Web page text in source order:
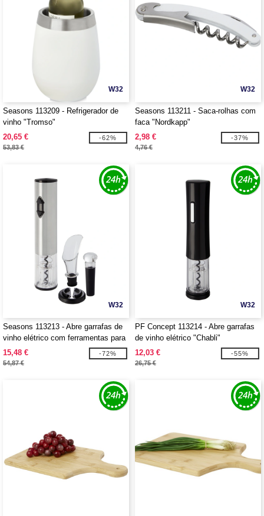
W32
Seasons 113209 - Refrigerador de
vinho "Tromso"
20,65 €
53,83 €
-62%
W32
Seasons 113211 - Saca-rolhas com
faca "Nordkapp"
2,98 €
4,76 €
-37%
W32
Seasons 113213 - Abre garrafas de
vinho elétrico com ferramentas para
vinho "Pino"
15,48 €
54,87 €
-72%
W32
PF Concept 113214 - Abre garrafas
de vinho elétrico "Chabli"
12,03 €
26,75 €
-55%